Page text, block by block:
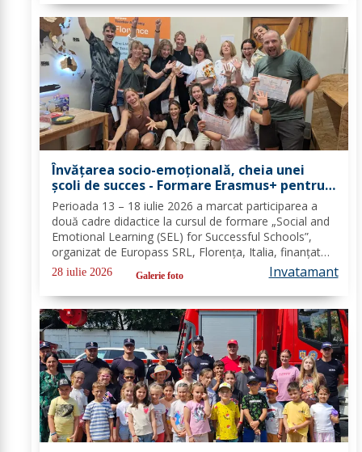
Învățarea socio-emoțională, cheia unei
școli de succes - Formare Erasmus+ pentru
două cadre didactice de la Școala
Gimnazială „Spiru Haret” Dorohoi - FOTO
Perioada 13 – 18 iulie 2026 a marcat participarea a
două cadre didactice la cursul de formare „Social and
Emotional Learning (SEL) for Successful Schools”,
organizat de Europass SRL, Florența, Italia, finanțat
prin programul de Acreditare Erasmus +, domeniul
educație școlară număr de referință...
28 iulie 2026 Galerie foto Invatamant